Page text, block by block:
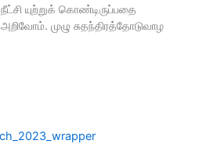
நீட்சி யுற்றுக் கொண்டிருப்பதை
அறிவோம். முழு சுதந்திரத்தோடுவாழ